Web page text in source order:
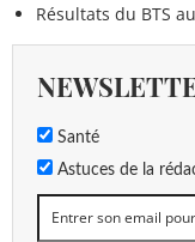
Résultats du BTS
Santé
Astuces de la